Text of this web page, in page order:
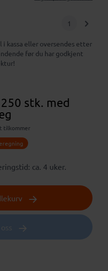
1
kassa eller oversendes etter
før du har godkjent
stk. med
tilkommer
ca. 4 uker.